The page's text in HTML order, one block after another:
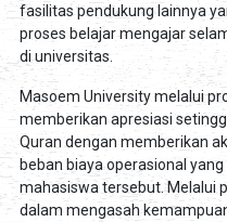
fasilitas pendukung lainnya
proses belajar mengajar
di universitas.
Masoem University melalui
memberikan apresiasi
Quran dengan memberikan
beban biaya operasional
mahasiswa tersebut. Melalui
dalam mengasah